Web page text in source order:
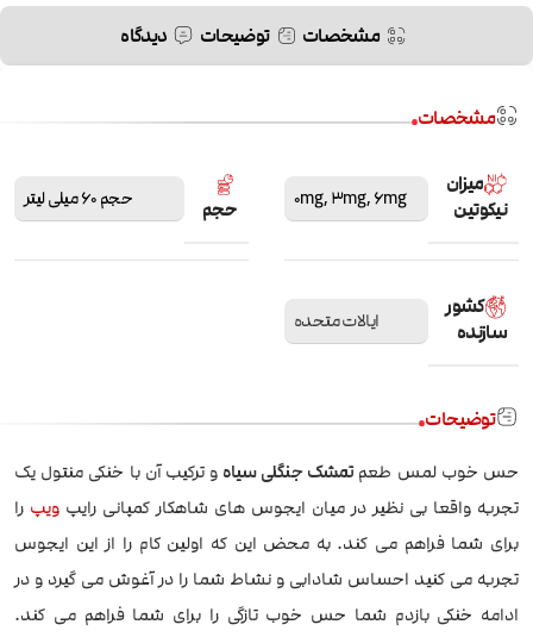
مشخصات توضیحات دیدگاه
مشخصات
میزان
نیکوتین
0mg,3mg,6mg حجم حجم 60 میلی لیتر
کشور
سازنده
ایالات متحده
توضیحات
حس خوب لمس طعمتمشک جنگلی سیاه و ترکیب آن با خنکی منتول یک
تجربه واقعا بی نظیر در میان ایجوس های شاهکار کمپانی رایپ ویپ را
برای شما فراهم می کند. به محض این که اولین کام را از این ایجوس
تجربه می کنید احساس شادابی و نشاط شما را در آغوش می گیرد و در
ادامه خنکی بازدم شما حس خوب تازگی را برای شما فراهم می کند.